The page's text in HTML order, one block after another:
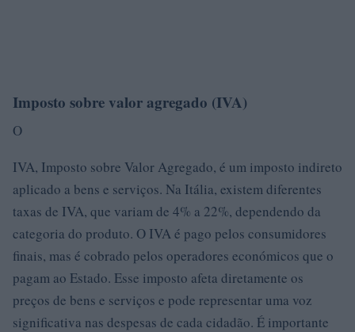
Imposto sobre valor agregado (IVA)
O
IVA, Imposto sobre Valor Agregado, é um imposto indireto
aplicado a bens e serviços. Na Itália, existem diferentes
taxas de IVA, que variam de 4% a 22%, dependendo da
categoria do produto. O IVA é pago pelos consumidores
finais, mas é cobrado pelos operadores económicos que o
pagam ao Estado. Esse imposto afeta diretamente os
preços de bens e serviços e pode representar uma voz
significativa nas despesas de cada cidadão. É importante